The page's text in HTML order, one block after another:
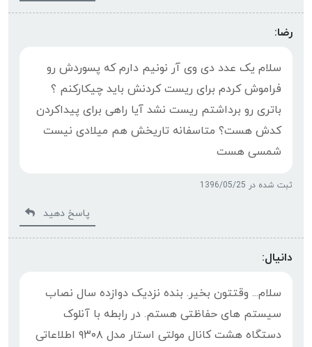
رضا:
سلام یک عدد دی وی آر نونیم دارم که پسوردش رو
فراموش کردم برای ریست کردنش باید چیکارکنم ؟
باتری رو برداشتم ریست نشد آیا راهی برای پیداکردن
کدش هست؟ متاسفانه تاریخش هم میلادی نیست
شمسی هست
ثبت شده در 1396/05/25
پاسخ دهید
دانیال:
سلام... وقتتون بخیر. بنده نزدیک دوازده سال نصاب
سیستم های حفاظتی هستم. در رابطه با آنلوک
دستگاه هشت کانال مولتی استار مدل ۹۳۰۸ اطلاعاتی